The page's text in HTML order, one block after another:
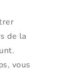
de la
vous